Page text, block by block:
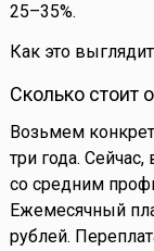
25–35%.
Как это
Сколько стоит
Возьмем
три года.
со средним
Ежемесячный
рублей.